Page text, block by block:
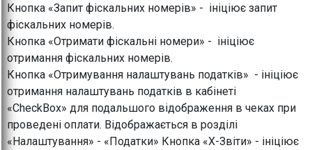
Кнопка «Запит фіскальних номерів» - ініціює запит
фіскальних номерів.
Кнопка «Отримати фіскальні номери» - ініціює
отримання фіскальних номерів.
Кнопка «Отримування налаштувань податків» - ініціює
отримання налаштувань податків в кабінеті
«CheckBox» для подальшого відображення в чеках при
проведені оплати. Відображається в розділі
«Налаштування» - «Податки» Кнопка «Х-Звіти» - ініціює